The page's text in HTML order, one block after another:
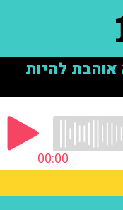
להיות
00:00